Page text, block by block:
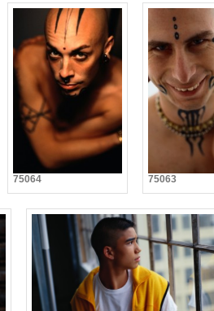
75064 75063